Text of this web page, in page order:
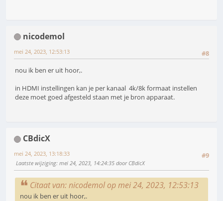
nicodemol
#8
mei 24, 2023, 12:53:13
nou ik ben er uit hoor,.
in HDMI instellingen kan je per kanaal 4k/8k formaat instellen
deze moet goed afgesteld staan met je bron apparaat.
CBdicX
#9
mei 24, 2023, 13:18:33
Laatste wijziging: mei 24, 2023, 14:24:35 door CBdicX
Citaat van: nicodemol op mei 24, 2023, 12:53:13
nou ik ben er uit hoor,.